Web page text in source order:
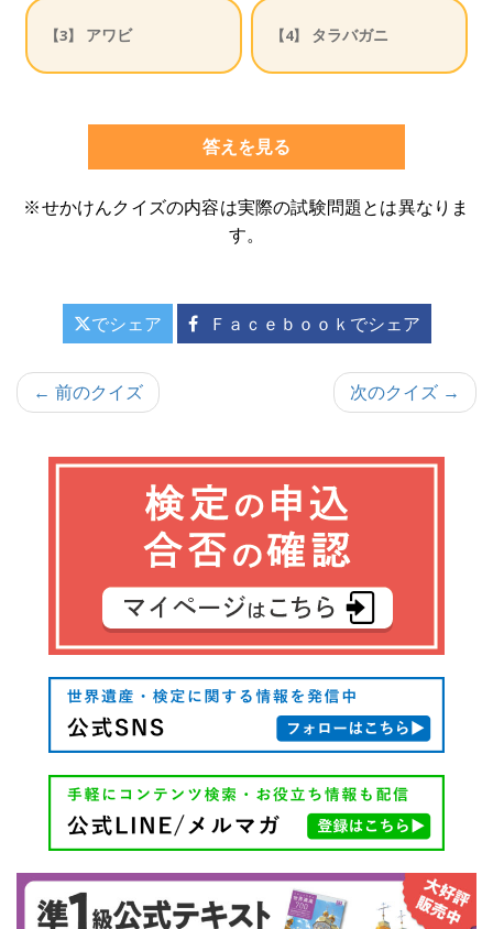
【3】 アワビ 【4】 タラバガニ
答えを見る
※せかけんクイズの内容は実際の試験問題とは異なりま
す。
でシェア Ｆａｃｅｂｏｏｋでシェア
投← 前のクイズ 次のクイズ →